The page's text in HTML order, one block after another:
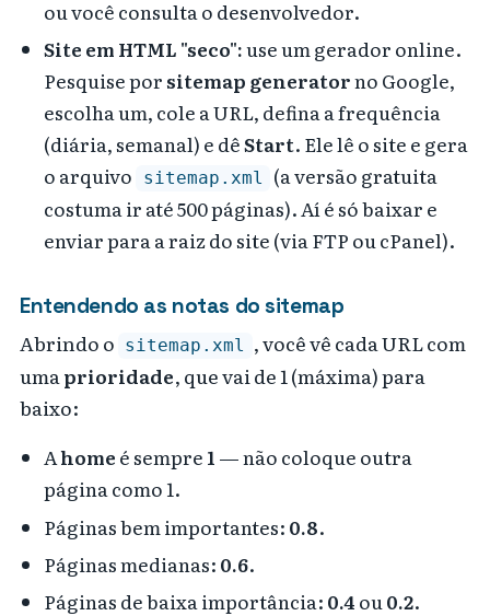
ou você consulta o desenvolvedor.
Site em HTML "seco":use um gerador online.
Pesquise por sitemap generatorno Google,
escolha um, cole a URL, defina a frequência
(diária, semanal) e dêStart. Ele lê o site e gera
o arquivo
sitemap.xml
(a versão gratuita
costuma ir até 500 páginas). Aí é só baixar e
enviar para a raiz do site (via FTP ou cPanel).
Entendendo as notas do sitemap
Abrindo o sitemap.xml , você vê cada URL com
umaprioridade, que vai de 1 (máxima) para
baixo:
Ahome é sempre 1 — não coloque outra
página como 1.
Páginas bem importantes: 0.8.
Páginas medianas: 0.6.
Páginas de baixa importância: 0.4 ou 0.2.